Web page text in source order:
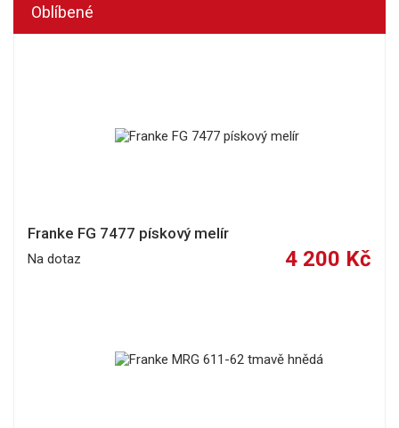
Oblíbené
Franke FG 7477 pískový melír
Na dotaz 4 200 Kč